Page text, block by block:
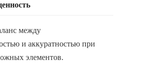
между
и аккуратностью при
элементов.